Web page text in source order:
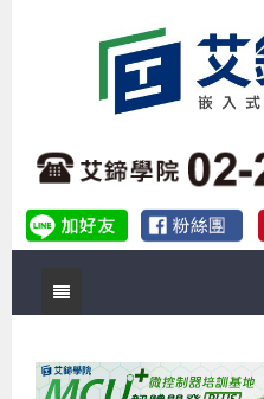
關於艾鍗